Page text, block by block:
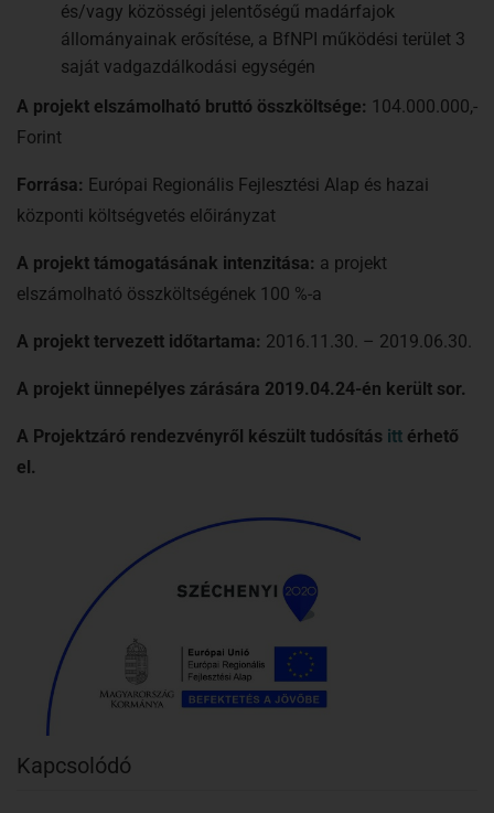
és/vagy közösségi jelentőségű madárfajok
állományainak erősítése, a BfNPI működési terület 3
saját vadgazdálkodási egységén
A projekt elszámolható bruttó összköltsége: 104.000.000,-
Forint
Forrása: Európai Regionális Fejlesztési Alap és hazai
központi költségvetés előirányzat
A projekt támogatásának intenzitása: a projekt
elszámolható összköltségének 100 %-a
A projekt tervezett időtartama: 2016.11.30. – 2019.06.30.
A projekt ünnepélyes zárására 2019.04.24-én került sor.
A Projektzáró rendezvényről készült tudósítás itt érhető
el.
Kapcsolódó